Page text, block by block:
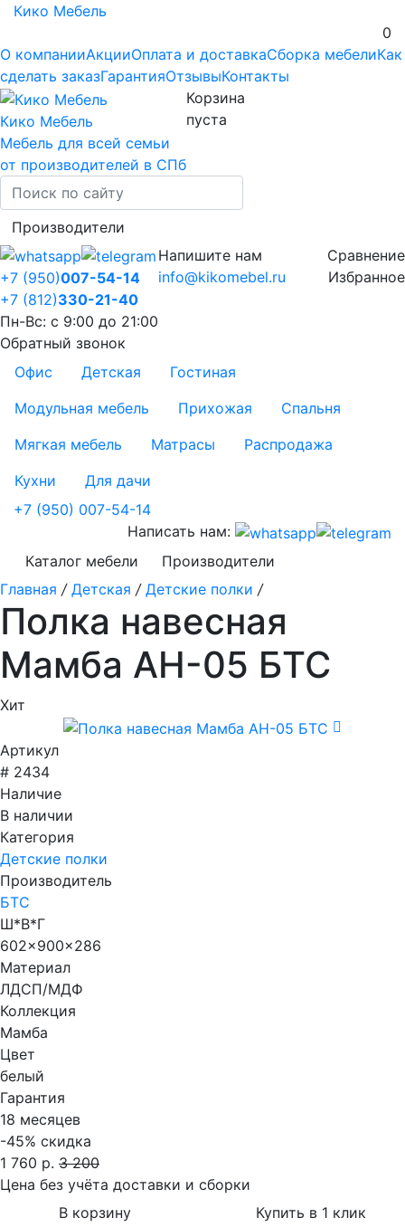
Кико Мебель
0
О компанииАкцииОплата и доставкаСборка мебелиКак
сделать заказГарантияОтзывыКонтакты
Кико Мебель
Мебель для всей семьи
от производителей в СПб
Производители
+7 (950)007-54-14
+7 (812)330-21-40
Пн-Вс: с 9:00 до 21:00
Обратный звонок
Напишите нам
info@kikomebel.ru
Сравнение
Избранное
Корзина
пуста
Офис Детская
Гостиная
Модульная мебель
Прихожая
Спальня
Мягкая мебель
Матрасы
Распродажа
Кухни
Для дачи
+7 (950) 007-54-14
Написать нам:
Каталог мебели
Производители
Главная / Детская / Детские полки /
Полка навесная
Мамба АН-05 БТС
Хит
Артикул
# 2434
Наличие
В наличии
Категория
Детские полки
Производитель
БТС
Ш*В*Г
602x900x286
Материал
ЛДСП/МДФ
Коллекция
Мамба
Цвет
белый
Гарантия
18 месяцев
-45% скидка
1 760 р. 3 200
Цена без учёта доставки и сборки
В корзину
Купить в 1 клик